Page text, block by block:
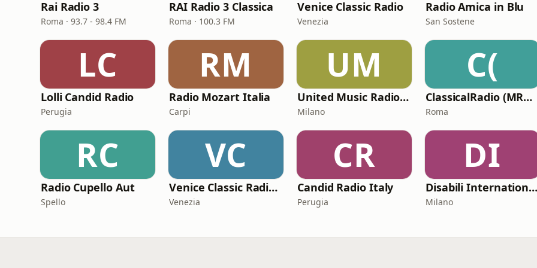
Rai Radio 3
Roma · 93.7 - 98.4 FM
RAI Radio 3 Classica
Roma · 100.3 FM
Venice Classic Radio
Venezia
Radio Amica in Blu
San Sostene
LC
Lolli Candid Radio
Perugia
RM
Radio Mozart Italia
Carpi
UM
United Music Radio Festival
Milano
C(
ClassicalRadio (MRG.fm)
Roma
RC
Radio Cupello Aut
Spello
VC
Venice Classic Radio | VCR Classica+
Venezia
CR
Candid Radio Italy
Perugia
DI
Disabili
Milano